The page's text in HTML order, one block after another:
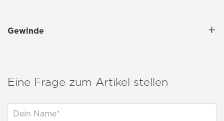
Gewinde
Eine Frage zum Artikel stellen